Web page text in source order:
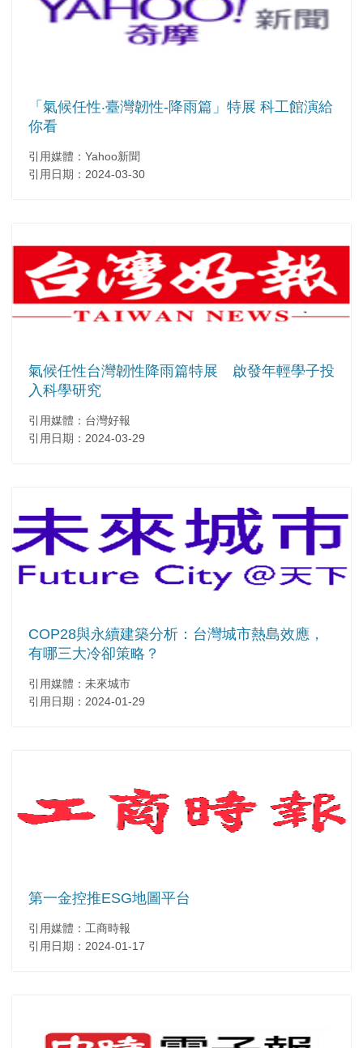
「氣候任性‧臺灣韌性-降雨篇」特展 科工館演給
你看
引用媒體：Yahoo新聞
引用日期：2024-03-30
氣候任性台灣韌性降雨篇特展 啟發年輕學子投
入科學研究
引用媒體：台灣好報
引用日期：2024-03-29
COP28與永續建築分析：台灣城市熱島效應，
有哪三大冷卻策略？
引用媒體：未來城市
引用日期：2024-01-29
第一金控推ESG地圖平台
引用媒體：工商時報
引用日期：2024-01-17